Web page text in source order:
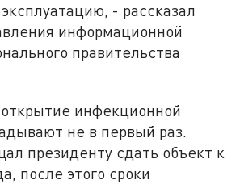
- рассказал
информационной
правительства
инфекционной
не в первый раз.
президенту сдать объект к
после этого сроки